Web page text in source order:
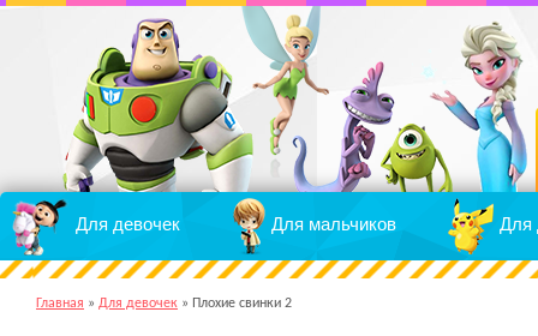
Для девочек Для мальчиков Для
Главная » Для девочек » Плохие свинки 2